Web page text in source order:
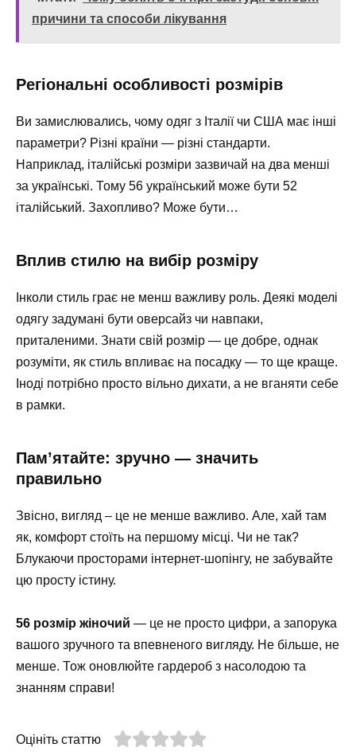
причини та способи лікування
Регіональні особливості розмірів
Ви замислювались, чому одяг з Італії чи США має інші
параметри? Різні країни — різні стандарти.
Наприклад, італійські розміри зазвичай на два менші
за українські. Тому 56 український може бути 52
італійський. Захопливо? Може бути…
Вплив стилю на вибір розміру
Інколи стиль грає не менш важливу роль. Деякі моделі
одягу задумані бути оверсайз чи навпаки,
приталеними. Знати свій розмір — це добре, однак
розуміти, як стиль впливає на посадку — то ще краще.
Іноді потрібно просто вільно дихати, а не вганяти себе
в рамки.
Пам’ятайте: зручно — значить
правильно
Звісно, вигляд – це не менше важливо. Але, хай там
як, комфорт стоїть на першому місці. Чи не так?
Блукаючи просторами інтернет-шопінгу, не забувайте
цю просту істину.
56 розмір жіночий — це не просто цифри, а запорука
вашого зручного та впевненого вигляду. Не більше, не
менше. Тож оновлюйте гардероб з насолодою та
знанням справи!
Оцініть статтю